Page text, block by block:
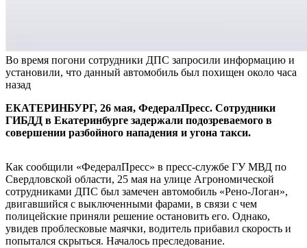
Во время погони сотрудники ДПС запросили информацию и
установили, что данный автомобиль был похищен около часа
назад
ЕКАТЕРИНБУРГ, 26 мая, ФедералПресс. Сотрудники
ГИБДД в Екатеринбурге задержали подозреваемого в
совершении разбойного нападения и угона такси.
Как сообщили «ФедералПресс» в пресс-службе ГУ МВД по
Свердловской области, 25 мая на улице Агрономической
сотрудниками ДПС был замечен автомобиль «Рено-Логан»,
двигавшийся с выключенными фарами, в связи с чем
полицейские приняли решение остановить его. Однако,
увидев проблесковые маячки, водитель прибавил скорость и
попытался скрыться. Началось преследование.